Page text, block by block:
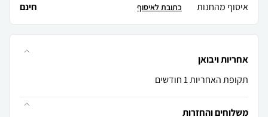
איסוף מהחנות
חינם כתובת לאיסוף
אחריות ויבואן
תקופת האחריות 1 חודשים
משלוחים והחזרות